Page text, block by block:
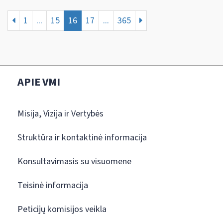
1 ... 15 16 17 ... 365
APIE VMI
Misija, Vizija ir Vertybės
Struktūra ir kontaktinė informacija
Konsultavimasis su visuomene
Teisinė informacija
Peticijų komisijos veikla